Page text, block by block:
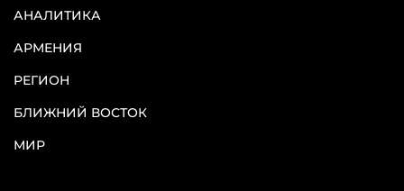
АНАЛИТИКА
АРМЕНИЯ
РЕГИОН
БЛИЖНИЙ ВОСТОК
МИР